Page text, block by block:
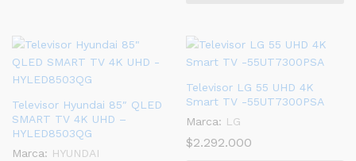
Televisor Hyundai 85″ QLED
SMART TV 4K UHD –
HYLED8503QG
Marca: HYUNDAI
Televisor LG 55 UHD 4K
Smart TV -55UT7300PSA
Marca: LG
$2.292.000